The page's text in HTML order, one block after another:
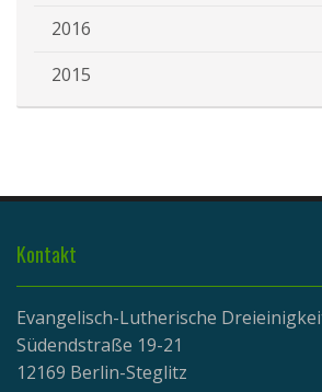
2016
2015
Kontakt
Evangelisch-Lutherische
Südendstraße 19-21
12169 Berlin-Steglitz